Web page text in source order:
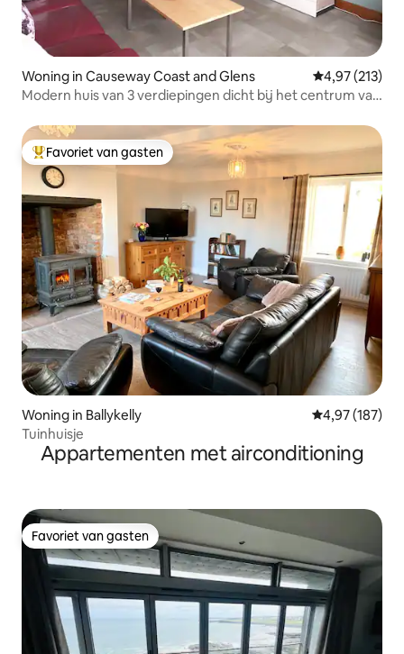
Woning in Causeway Coast and Glens Gemiddelde
4,97 (213)
Modern huis van 3 verdiepingen dicht bij het centrum van
Topfavoriet van gasten
Favoriet van gasten
Woning in Ballykelly Gemiddelde
4,97 (187)
Tuinhuisje
Appartementen met airconditioning
Favoriet van gasten
Favoriet van gasten